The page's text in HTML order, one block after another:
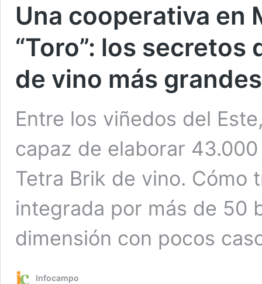
Una cooperativa en
“Toro”: los secretos
de vino más
Entre los viñedos del
capaz de elaborar
Tetra Brik de vino. Cómo
integrada por más de 50
dimensión con pocos
Infocampo